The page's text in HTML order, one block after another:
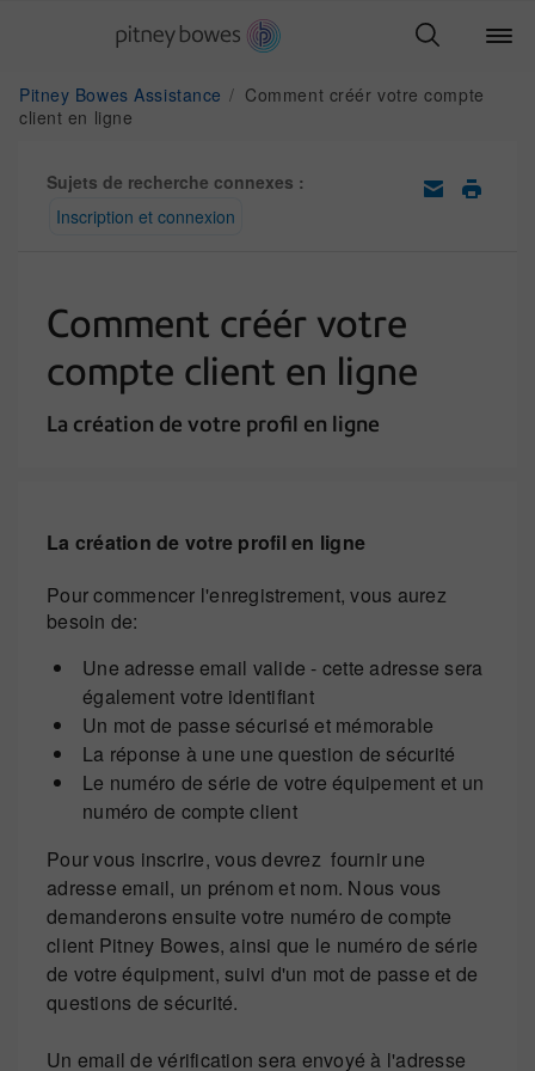
Pitney Bowes Assistance
Comment créér votre compte
client en ligne
Sujets de recherche connexes :
Inscription et connexion
Comment créér votre
compte client en ligne
La création de votre profil en ligne
La création de votre profil en ligne
Pour commencer l'enregistrement, vous aurez
besoin de:
Une adresse email valide - cette adresse sera
également votre identifiant
Un mot de passe sécurisé et mémorable
La réponse à une une question de sécurité
Le numéro de série de votre équipement et un
numéro de compte client
Pour vous inscrire, vous devrez fournir une
adresse email, un prénom et nom. Nous vous
demanderons ensuite votre numéro de compte
client Pitney Bowes, ainsi que le numéro de série
de votre équipment, suivi d'un mot de passe et de
questions de sécurité.
Un email de vérification sera envoyé à l'adresse